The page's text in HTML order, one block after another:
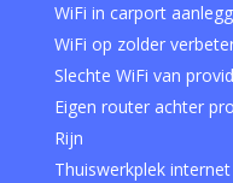
WiFi in carport
WiFi op zolder
Slechte WiFi van
Eigen router achter
Rijn
Thuiswerkplek